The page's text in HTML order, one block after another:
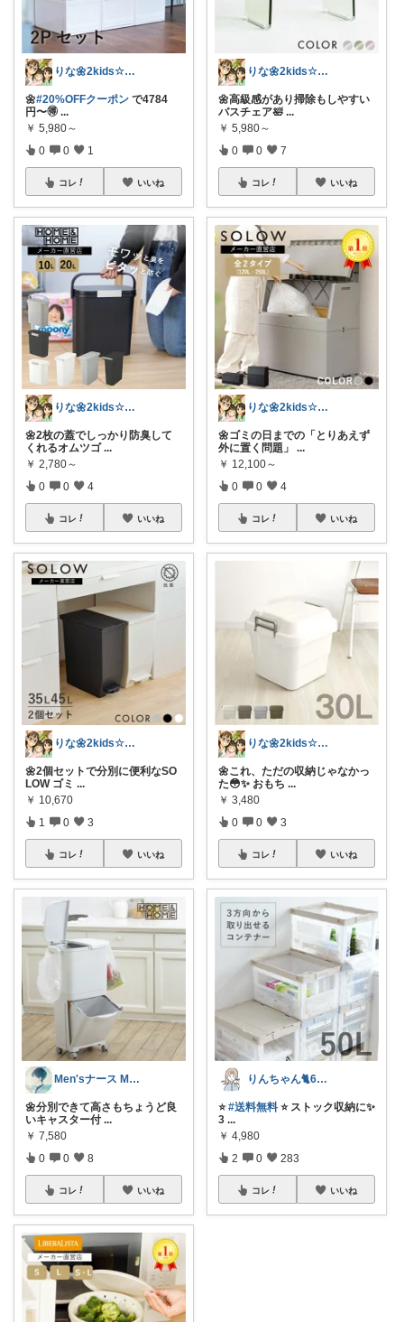
りな🌼2kids☆毎日をちょっと快適に
🌼#20%OFFクーポン で4784
円〜🉐 ...
￥ 5,980～
0 0 1
コレ いいね
りな🌼2kids☆毎日をちょっと快適に
🌼2枚の蓋でしっかり防臭して
くれるオムツゴ ...
￥ 2,780～
0 0 4
コレ いいね
りな🌼2kids☆毎日をちょっと快適に
🌼2個セットで分別に便利なSO
LOW ゴミ ...
￥ 10,670
1 0 3
コレ いいね
Men'sナース MORI🌿
🌼分別できて高さもちょうど良
いキャスター付 ...
￥ 7,580
0 0 8
コレ いいね
りな🌼2kids☆毎日をちょっと快適に
🌼高級感があり掃除もしやすい
バスチェア🛀 ...
￥ 5,980～
0 0 7
コレ いいね
りな🌼2kids☆毎日をちょっと快適に
🌼ゴミの日までの「とりあえず
外に置く問題」
...
￥ 12,100～
0 0 4
コレ いいね
りな🌼2kids☆毎日をちょっと快適に
🌼これ、ただの収納じゃなかっ
た😳✨ おもち ...
￥ 3,480
0 0 3
コレ いいね
りんちゃん🐈6歳ママ👧🏻
⭐️#送料無料 ⭐️ ストック収納に✨
3 ...
￥ 4,980
2 0 283
コレ いいね